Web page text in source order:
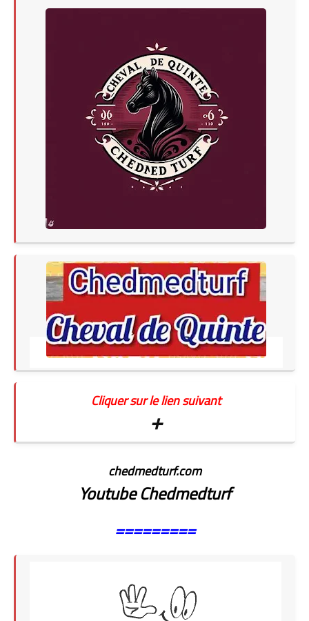
Cliquer sur le lien suivant
+
chedmedturf.com
Youtube Chedmedturf
=========